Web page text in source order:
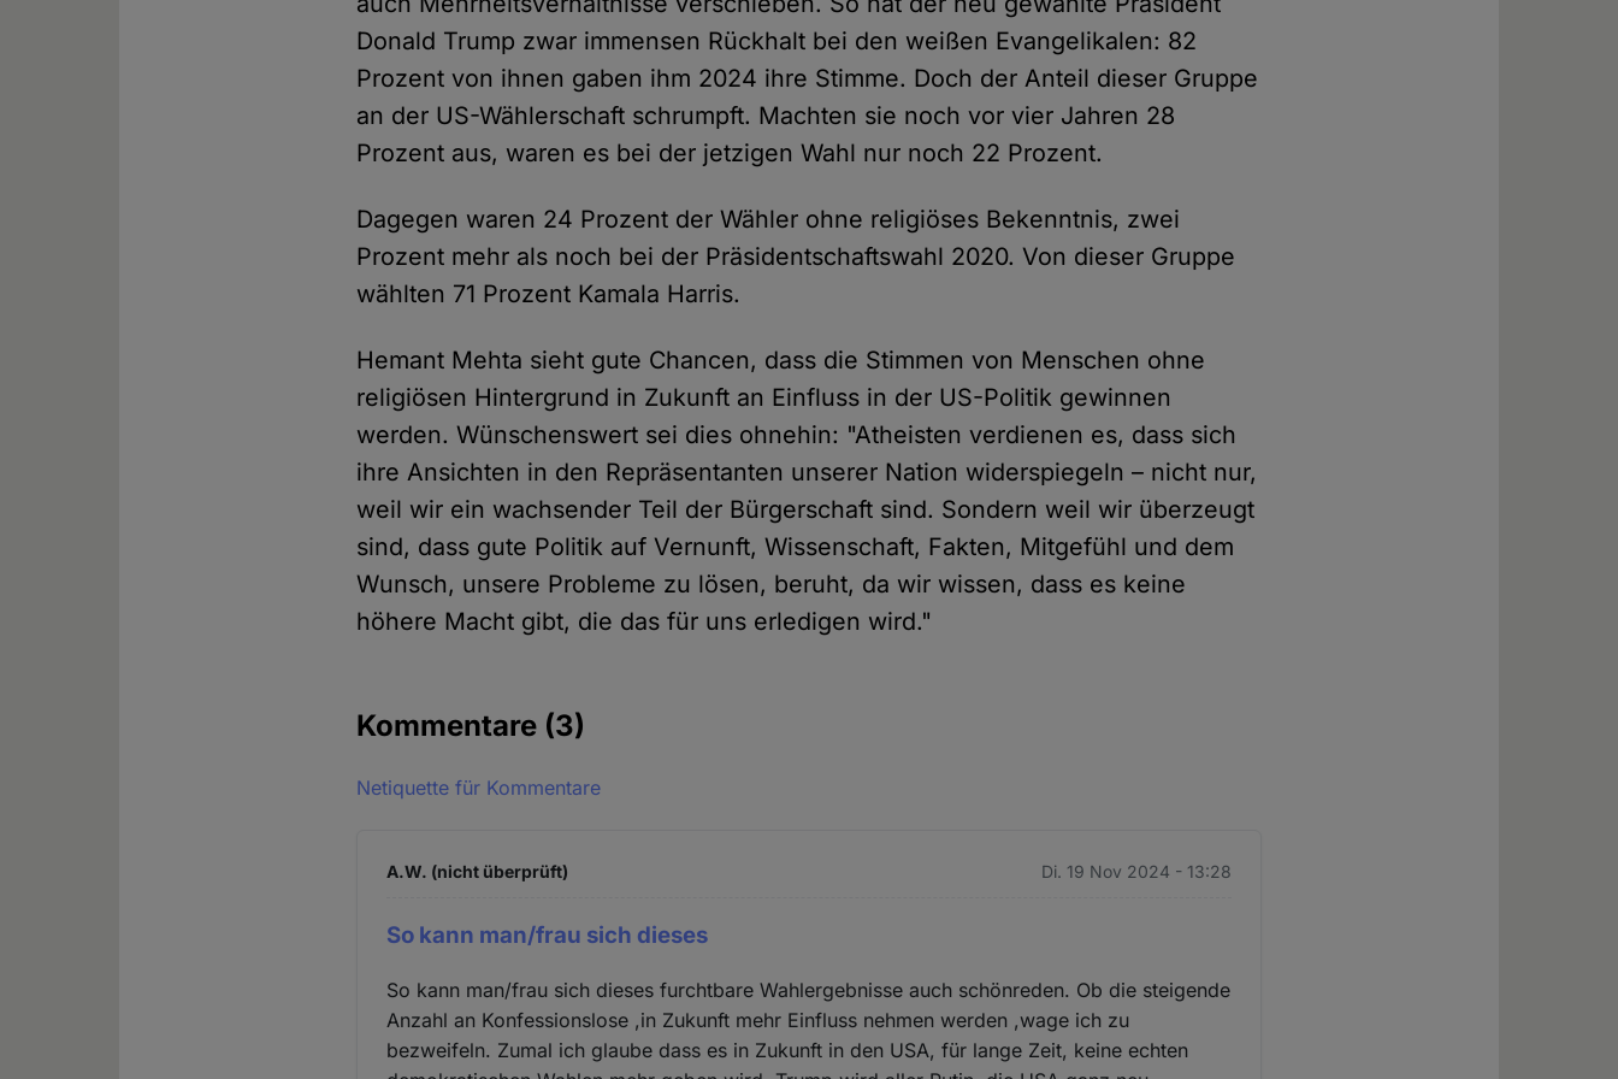
Donald Trump zwar immensen Rückhalt bei den weißen Evangelikalen: 82
Prozent von ihnen gaben ihm 2024 ihre Stimme. Doch der Anteil dieser Gruppe
an der US-Wählerschaft schrumpft. Machten sie noch vor vier Jahren 28
Prozent aus, waren es bei der jetzigen Wahl nur noch 22 Prozent.
Dagegen waren 24 Prozent der Wähler ohne religiöses Bekenntnis, zwei
Prozent mehr als noch bei der Präsidentschaftswahl 2020. Von dieser Gruppe
wählten 71 Prozent Kamala Harris.
Hemant Mehta sieht gute Chancen, dass die Stimmen von Menschen ohne
religiösen Hintergrund in Zukunft an Einfluss in der US-Politik gewinnen
werden. Wünschenswert sei dies ohnehin: "Atheisten verdienen es, dass sich
ihre Ansichten in den Repräsentanten unserer Nation widerspiegeln – nicht nur,
weil wir ein wachsender Teil der Bürgerschaft sind. Sondern weil wir überzeugt
sind, dass gute Politik auf Vernunft, Wissenschaft, Fakten, Mitgefühl und dem
Wunsch, unsere Probleme zu lösen, beruht, da wir wissen, dass es keine
höhere Macht gibt, die das für uns erledigen wird."
Kommentare (3)
Netiquette für Kommentare
A.W. (nicht überprüft) Di. 19 Nov 2024 - 13:28
So kann man/frau sich dieses
So kann man/frau sich dieses furchtbare Wahlergebnisse auch schönreden. Ob die steigende
Anzahl an Konfessionslose ,in Zukunft mehr Einfluss nehmen werden ,wage ich zu
bezweifeln. Zumal ich glaube dass es in Zukunft in den USA, für lange Zeit, keine echten